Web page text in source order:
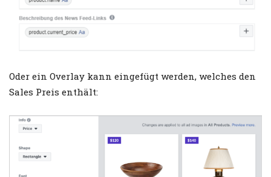
Oder ein Overlay kann eingefügt werden, welches den
Sales Preis enthält: